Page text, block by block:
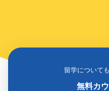
留学について
無料カ